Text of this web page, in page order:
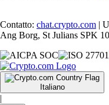
Contatto: chat.crypto.com |
Ang Borg, St Julians SPK
Italiano
|